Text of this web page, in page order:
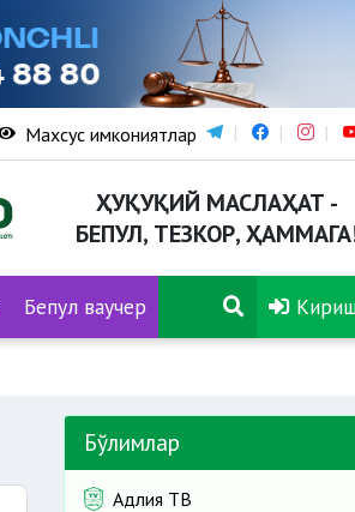
Махсус имкониятлар
ҲУҚУҚИЙ МАСЛАҲАТ -
БЕПУЛ, ТЕЗКОР,
Бепул ваучер
Бўлимлар
Адлия ТВ